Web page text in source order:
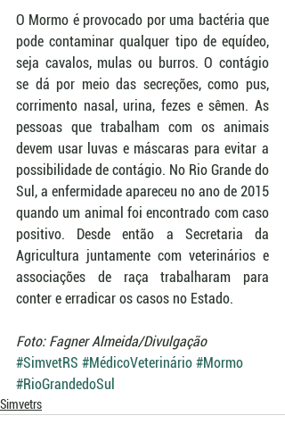
O Mormo é provocado por uma bactéria que
pode contaminar qualquer tipo de equídeo,
seja cavalos, mulas ou burros. O contágio
se dá por meio das secreções, como pus,
corrimento nasal, urina, fezes e sêmen. As
pessoas que trabalham com os animais
devem usar luvas e máscaras para evitar a
possibilidade de contágio. No Rio Grande do
Sul, a enfermidade apareceu no ano de 2015
quando um animal foi encontrado com caso
positivo. Desde então a Secretaria da
Agricultura juntamente com veterinários e
associações de raça trabalharam para
conter e erradicar os casos no Estado.
Foto: Fagner Almeida/Divulgação
#SimvetRS #MédicoVeterinário #Mormo
#RioGrandedoSul
Simvetrs